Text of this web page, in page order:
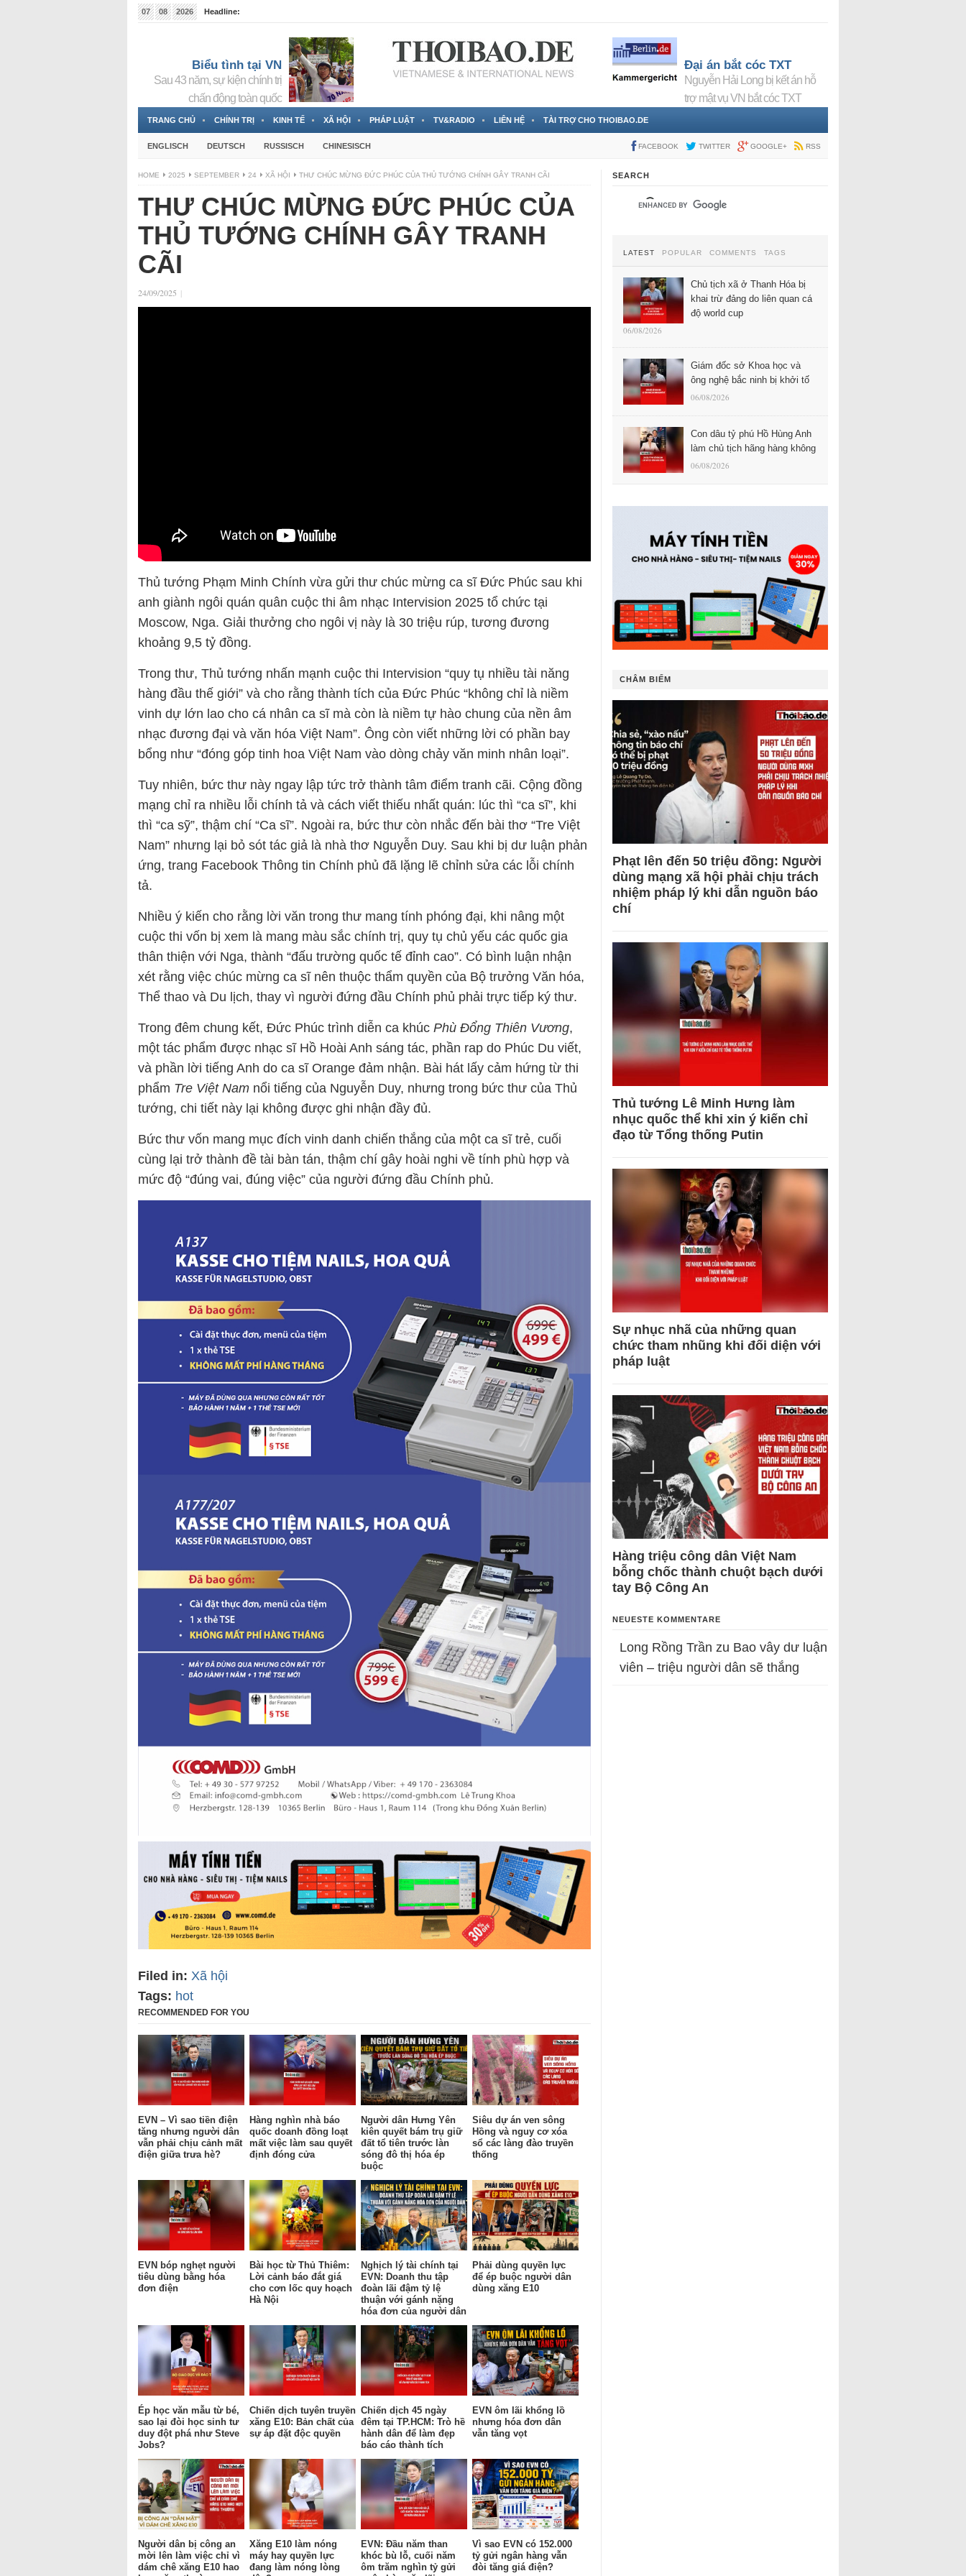
07 08 2026
Headline:
Biểu tình tại VN
Sau 43 năm, sự kiện chính trị
chấn động toàn quốc
Đại án bắt cóc TXT
Nguyễn Hải Long bị kết án hỗ
trợ mật vụ VN bắt cóc TXT
TRANG CHỦ CHÍNH TRỊ KINH TẾ XÃ HỘI PHÁP LUẬT TV&RADIO LIÊN HỆ TÀI TRỢ CHO THOIBAO.DE
ENGLISCH DEUTSCH RUSSISCH CHINESISCH FACEBOOK TWITTER GOOGLE+ RSS
HOME 2025 SEPTEMBER 24 XÃ HỘI THƯ CHÚC MỪNG ĐỨC PHÚC CỦA THỦ TƯỚNG CHÍNH GÂY TRANH CÃI
THƯ CHÚC MỪNG ĐỨC PHÚC CỦA
THỦ TƯỚNG CHÍNH GÂY TRANH
CÃI
24/09/2025 |
Thủ tướng Phạm Minh Chính vừa gửi thư chúc mừng ca sĩ Đức Phúc sau khi
anh giành ngôi quán quân cuộc thi âm nhạc Intervision 2025 tổ chức tại
Moscow, Nga. Giải thưởng cho ngôi vị này là 30 triệu rúp, tương đương
khoảng 9,5 tỷ đồng.
Trong thư, Thủ tướng nhấn mạnh cuộc thi Intervision “quy tụ nhiều tài năng
hàng đầu thế giới” và cho rằng thành tích của Đức Phúc “không chỉ là niềm
vinh dự lớn lao cho cá nhân ca sĩ mà còn là niềm tự hào chung của nền âm
nhạc đương đại và văn hóa Việt Nam”. Ông còn viết những lời có phần bay
bổng như “đóng góp tinh hoa Việt Nam vào dòng chảy văn minh nhân loại”.
Tuy nhiên, bức thư này ngay lập tức trở thành tâm điểm tranh cãi. Cộng đồng
mạng chỉ ra nhiều lỗi chính tả và cách viết thiếu nhất quán: lúc thì “ca sĩ”, khi
thì “ca sỹ”, thậm chí “Ca sĩ”. Ngoài ra, bức thư còn nhắc đến bài thơ “Tre Việt
Nam” nhưng lại bỏ sót tác giả là nhà thơ Nguyễn Duy. Sau khi bị dư luận phản
ứng, trang Facebook Thông tin Chính phủ đã lặng lẽ chỉnh sửa các lỗi chính
tả.
Nhiều ý kiến cho rằng lời văn trong thư mang tính phóng đại, khi nâng một
cuộc thi vốn bị xem là mang màu sắc chính trị, quy tụ chủ yếu các quốc gia
thân thiện với Nga, thành “đấu trường quốc tế đỉnh cao”. Có bình luận nhận
xét rằng việc chúc mừng ca sĩ nên thuộc thẩm quyền của Bộ trưởng Văn hóa,
Thể thao và Du lịch, thay vì người đứng đầu Chính phủ phải trực tiếp ký thư.
Trong đêm chung kết, Đức Phúc trình diễn ca khúc Phù Đổng Thiên Vương,
một tác phẩm được nhạc sĩ Hồ Hoài Anh sáng tác, phần rap do Phúc Du viết,
và phần lời tiếng Anh do ca sĩ Orange đảm nhận. Bài hát lấy cảm hứng từ thi
phẩm Tre Việt Nam nổi tiếng của Nguyễn Duy, nhưng trong bức thư của Thủ
tướng, chi tiết này lại không được ghi nhận đầy đủ.
Bức thư vốn mang mục đích vinh danh chiến thắng của một ca sĩ trẻ, cuối
cùng lại trở thành đề tài bàn tán, thậm chí gây hoài nghi về tính phù hợp và
mức độ “đúng vai, đúng việc” của người đứng đầu Chính phủ.
Filed in: Xã hội
Tags: hot
RECOMMENDED FOR YOU
EVN – Vì sao tiền điện
tăng nhưng người dân
vẫn phải chịu cảnh mất
điện giữa trưa hè?
Hàng nghìn nhà báo
quốc doanh đồng loạt
mất việc làm sau quyết
định đóng cửa
Người dân Hưng Yên
kiên quyết bám trụ giữ
đất tổ tiên trước làn
sóng đô thị hóa ép
buộc
Siêu dự án ven sông
Hồng và nguy cơ xóa
sổ các làng đào truyền
thống
EVN bóp nghẹt người
tiêu dùng bằng hóa
đơn điện
Bài học từ Thủ Thiêm:
Lời cảnh báo đắt giá
cho cơn lốc quy hoạch
Hà Nội
Nghịch lý tài chính tại
EVN: Doanh thu tập
đoàn lãi đậm tỷ lệ
thuận với gánh nặng
hóa đơn của người dân
Phải dùng quyền lực
để ép buộc người dân
dùng xăng E10
Ép học văn mẫu từ bé,
sao lại đòi học sinh tư
duy đột phá như Steve
Jobs?
Chiến dịch tuyên truyền
xăng E10: Bản chất của
sự áp đặt độc quyền
Chiến dịch 45 ngày
đêm tại TP.HCM: Trò hề
hành dân để làm đẹp
báo cáo thành tích
EVN ôm lãi khổng lồ
nhưng hóa đơn dân
vẫn tăng vọt
Người dân bị công an
mời lên làm việc chỉ vì
dám chê xăng E10 hao
Xăng E10 làm nóng
máy hay quyền lực
đang làm nóng lòng
EVN: Đầu năm than
khóc bù lỗ, cuối năm
ôm trăm nghìn tỷ gửi
Vì sao EVN có 152.000
tỷ gửi ngân hàng vẫn
đòi tăng giá điện?
SEARCH
LATEST POPULAR COMMENTS TAGS
Chủ tịch xã ở Thanh Hóa bị
khai trừ đảng do liên quan cá
độ world cup
06/08/2026
Giám đốc sở Khoa học và
ông nghệ bắc ninh bị khởi tố
06/08/2026
Con dâu tỷ phú Hồ Hùng Anh
làm chủ tịch hãng hàng không
06/08/2026
CHÂM BIẾM
Phạt lên đến 50 triệu đồng: Người
dùng mạng xã hội phải chịu trách
nhiệm pháp lý khi dẫn nguồn báo
chí
Thủ tướng Lê Minh Hưng làm
nhục quốc thể khi xin ý kiến chỉ
đạo từ Tổng thống Putin
Sự nhục nhã của những quan
chức tham nhũng khi đối diện với
pháp luật
Hàng triệu công dân Việt Nam
bỗng chốc thành chuột bạch dưới
tay Bộ Công An
NEUESTE KOMMENTARE
Long Rồng Trần zu Bao vây dư luận
viên – triệu người dân sẽ thắng